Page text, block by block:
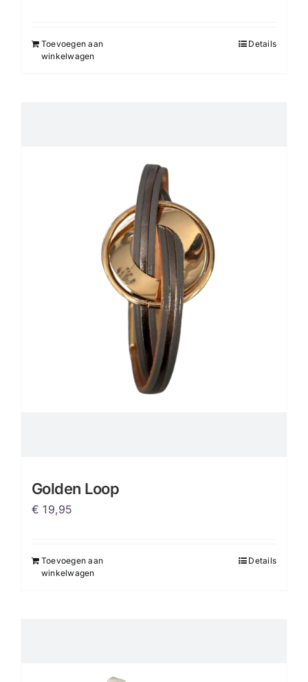
Toevoegen aan
winkelwagen
Details
Golden Loop
€ 19,95
Toevoegen aan
winkelwagen
Details